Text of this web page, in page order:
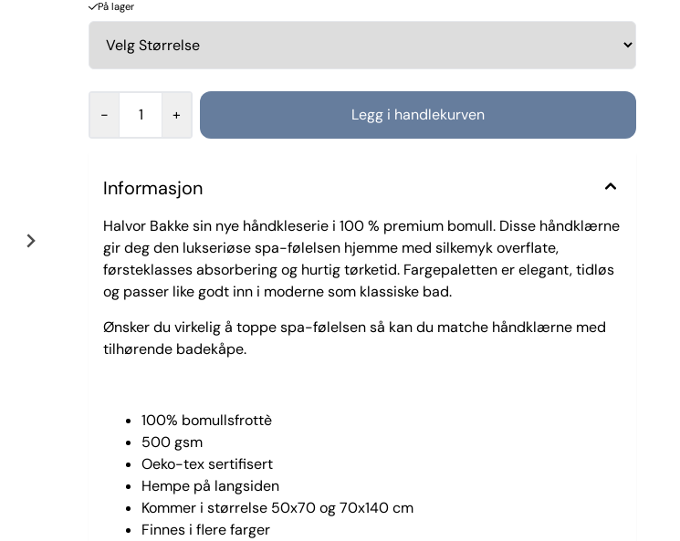
På lager
- +
Informasjon
Halvor Bakke sin nye håndkleserie i 100 % premium bomull. Disse håndklærne
gir deg den lukseriøse spa-følelsen hjemme med silkemyk overflate,
førsteklasses absorbering og hurtig tørketid. Fargepaletten er elegant, tidløs
og passer like godt inn i moderne som klassiske bad.
Ønsker du virkelig å toppe spa-følelsen så kan du matche håndklærne med
tilhørende badekåpe.
100% bomullsfrottè
500 gsm
Oeko-tex sertifisert
Hempe på langsiden
Kommer i størrelse 50x70 og 70x140 cm
Finnes i flere farger